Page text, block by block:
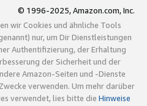
© 1996-2025, Amazon.com, Inc.
wir Cookies und ähnliche Tools
nur, um Dir Dienstleistungen
Authentifizierung, der Erhaltung
der Sicherheit und der
Amazon-Seiten und -Dienste
verwenden. Um mehr darüber
verwendet, lies bitte die Hinweise